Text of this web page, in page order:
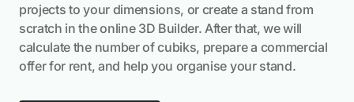
Pomysły na modułowe donice i zieleń
stworzone przez użytkowników
projects to your dimensions, or create a stand from
scratch in the online 3D Builder. After that, we will
calculate the number of cubiks, prepare a commercial
offer for rent, and help you organise your stand.